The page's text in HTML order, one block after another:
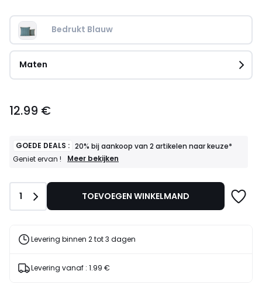
Bedrukt Blauw
Maten
€.
12.99 €
GOEDE DEALS : 20% bij aankoop van 2 artikelen naar keuze*
Geniet ervan !
GOEDE
artikelen
Geniet
Meer bekijken
Aantal
1 TOEVOEGEN WINKELMAND
Levering binnen 2 tot 3 dagen
Levering vanaf : 1.99 €